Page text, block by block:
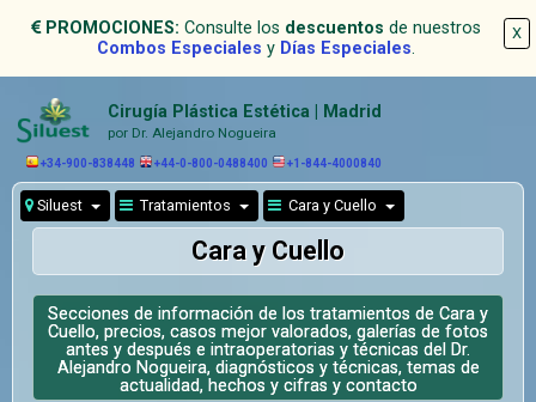
X
PROMOCIONES: Consulte los descuentos de nuestros
Combos Especiales y Días Especiales.
Cirugía Plástica Estética | Madrid
por Dr. Alejandro Nogueira
+34-900-838448 +44-0-800-0488400 +1-844-4000840
Siluest Tratamientos Cara y Cuello
Cara y Cuello
Secciones de información de los tratamientos de Cara y
Cuello, precios, casos mejor valorados, galerías de fotos
antes y después e intraoperatorias y técnicas del Dr.
Alejandro Nogueira, diagnósticos y técnicas, temas de
actualidad, hechos y cifras y contacto